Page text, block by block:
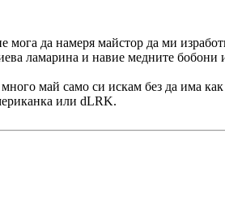
да намеря майстор да ми
ламарина и навие медните бобони
май само си искам без да има как
или dLRK.